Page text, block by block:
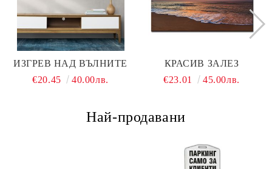
ИЗГРЕВ НАД ВЪЛНИТЕ
€20.45
40.00лв.
КРАСИВ ЗАЛЕЗ
€23.01
45.00лв.
Най-продавани